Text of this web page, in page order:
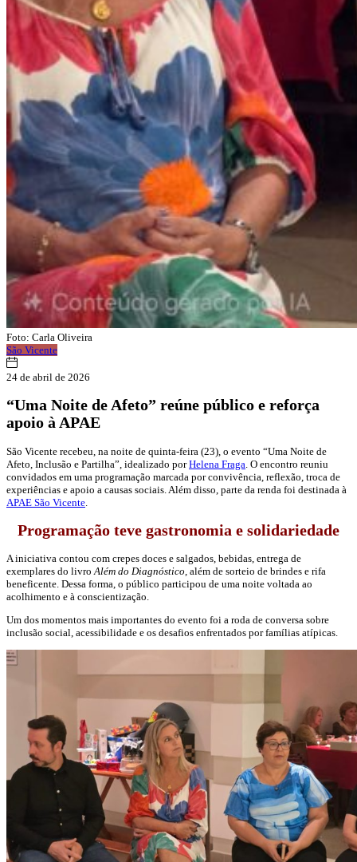
Foto: Carla Oliveira
São Vicente
24 de abril de 2026
“Uma Noite de Afeto” reúne público e reforça
apoio à APAE
São Vicente recebeu, na noite de quinta-feira (23), o evento “Uma Noite de
Afeto, Inclusão e Partilha”, idealizado porHelena Fraga . O encontro reuniu
convidados em uma programação marcada por convivência, reflexão, troca de
experiências e apoio a causas sociais. Além disso, parte da renda foi destinada à
APAE São Vicente
Programação teve gastronomia e solidariedade
A iniciativa contou com crepes doces e salgados, bebidas, entrega de
exemplares do livro Além do Diagnóstico , além de sorteio de brindes e rifa
beneficente. Dessa forma, o público participou de uma noite voltada ao
acolhimento e à conscientização.
Um dos momentos mais importantes do evento foi a roda de conversa sobre
inclusão social, acessibilidade e os desafios enfrentados por famílias atípicas.